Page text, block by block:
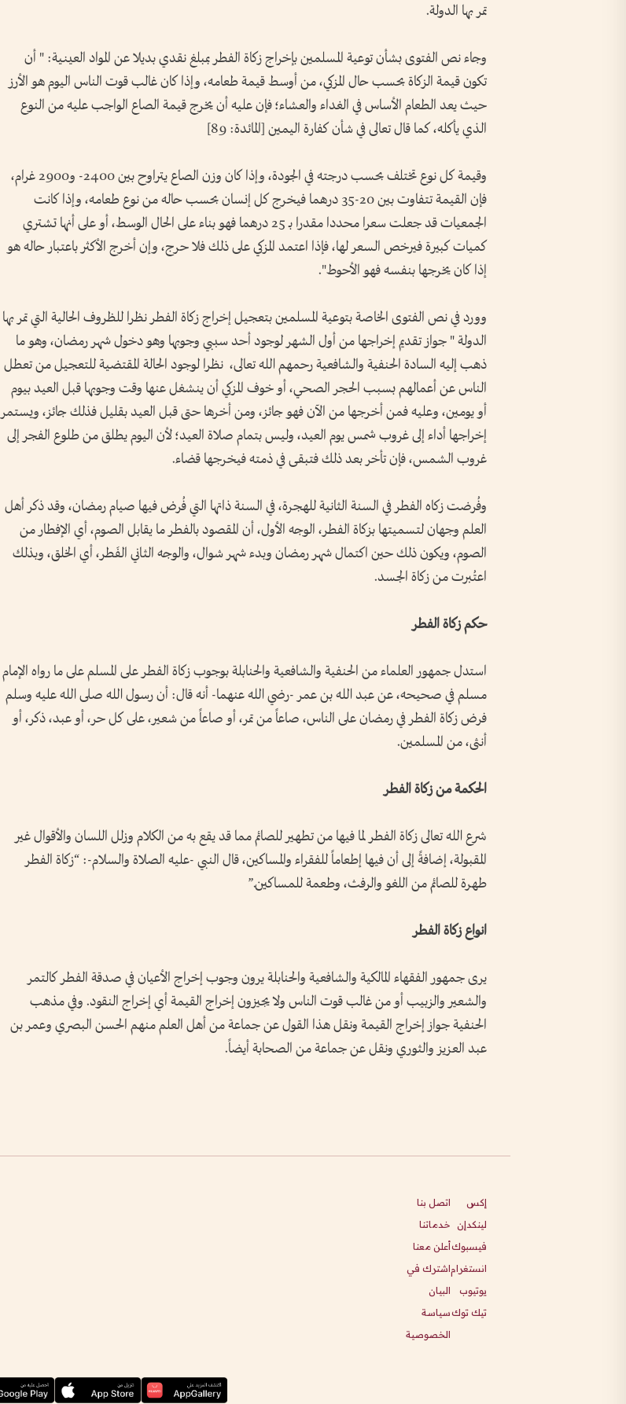
تمر بها الدولة.
وجاء نص الفتوى بشأن توعية المسلمين بإخراج زكاة الفطر بمبلغ نقدي بديلا عن المواد العينية: " أن
تكون قيمة الزكاة بحسب حال المزكي، من أوسط قيمة طعامه، وإذا كان غالب قوت الناس اليوم هو الأرز
حيث يعد الطعام الأساس في الغداء والعشاء؛ فإن عليه أن يخرج قيمة الصاع الواجب عليه من النوع
الذي يأكله، كما قال تعالى في شأن كفارة اليمين [المائدة: 89]
وقيمة كل نوع تختلف بحسب درجته في الجودة، وإذا كان وزن الصاع يتراوح بين 2400- و2900 غرام،
فإن القيمة تتفاوت بين 20-35 درهما فيخرج كل إنسان بحسب حاله من نوع طعامه، وإذا كانت
الجمعيات قد جعلت سعرا محددا مقدرا بـ 25 درهما فهو بناء على الحال الوسط، أو على أنها تشتري
كميات كبيرة فيرخص السعر لها، فإذا اعتمد المزكي على ذلك فلا حرج، وإن أخرج الأكثر باعتبار حاله هو
إذا كان يخرجها بنفسه فهو الأحوط".
وورد في نص الفتوى الخاصة بتوعية المسلمين بتعجيل إخراج زكاة الفطر نظرا للظروف الحالية التي تمر بها
الدولة " جواز تقديم إخراجها من أول الشهر لوجود أحد سببي وجوبها وهو دخول شهر رمضان، وهو ما
ذهب إليه السادة الحنفية والشافعية رحمهم الله تعالى، نظرا لوجود الحالة المقتضية للتعجيل من تعطل
الناس عن أعمالهم بسبب الحجر الصحي، أو خوف المزكي أن ينشغل عنها وقت وجوبها قبل العيد بيوم
أو يومين، وعليه فمن أخرجها من الآن فهو جائز، ومن أخرها حتى قبل العيد بقليل فذلك جائز، ويستمر
إخراجها أداء إلى غروب شمس يوم العيد، وليس بتمام صلاة العيد؛ لأن اليوم يطلق من طلوع الفجر إلى
غروب الشمس، فإن تأخر بعد ذلك فتبقى في ذمته فيخرجها قضاء.
وفُرضت زكاه الفطر في السنة الثانية للهجرة، في السنة ذاتها التي فُرض فيها صيام رمضان، وقد ذكر أهل
العلم وجهان لتسميتها بزكاة الفطر، الوجه الأول، أن المقصود بالفطر ما يقابل الصوم، أي الإفطار من
الصوم، ويكون ذلك حين اكتمال شهر رمضان وبدء شهر شوال، والوجه الثاني الفَطر، أي الخلق، وبذلك
اعتُبرت من زكاة الجسد.
حكم زكاة الفطر
استدل جمهور العلماء من الحنفية والشافعية والحنابلة بوجوب زكاة الفطر على المسلم على ما رواه الإمام
مسلم في صحيحه، عن عبد الله بن عمر -رضي الله عنهما- أنه قال: أن رسول الله صلى الله عليه وسلم
فرض زكاة الفطر في رمضان على الناس، صاعاً من تمر، أو صاعاً من شعير، على كل حر، أو عبد، ذكر، أو
أنثى، من المسلمين.
الحكمة من زكاة الفطر
شرع الله تعالى زكاة الفطر لما فيها من تطهير للصائم مما قد يقع به من الكلام وزلل اللسان والأقوال غير
المقبولة، إضافةً إلى أن فيها إطعاماً للفقراء والمساكين، قال النبي -عليه الصلاة والسلام-: “زكاة الفطر
طهرة للصائم من اللغو والرفث، وطعمة للمساكين.”
انواع زكاة الفطر
يرى جمهور الفقهاء المالكية والشافعية والحنابلة يرون وجوب إخراج الأعيان في صدقة الفطر كالتمر
والشعير والزبيب أو من غالب قوت الناس ولا يجيزون إخراج القيمة أي إخراج النقود. وفي مذهب
الحنفية جواز إخراج القيمة ونقل هذا القول عن جماعة من أهل العلم منهم الحسن البصري وعمر بن
عبد العزيز والثوري ونقل عن جماعة من الصحابة أيضاً.
إكس
لينكدإن
فيسبوك
انستغرام
يوتيوب
تيك توك
اتصل بنا
خدماتنا
أعلن معنا
اشترك في
البيان
سياسة
الخصوصية